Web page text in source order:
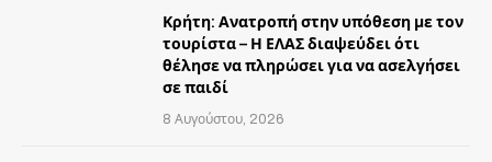
Κρήτη: Ανατροπή στην υπόθεση με τον
τουρίστα – Η ΕΛΑΣ διαψεύδει ότι
θέλησε να πληρώσει για να ασελγήσει
σε παιδί
8 Αυγούστου, 2026